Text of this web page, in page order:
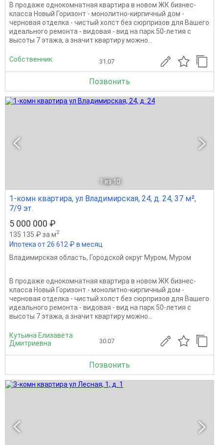
В продаже однокомнатная квартира в новом ЖК бизнес-
класса Новый Горизонт - монолитно-кирпичный дом -
черновая отделка - чистый холст без сюрпризов для Вашего
идеального ремонта - видовая - вид на парк 50-летия с
высоты 7 этажа, а значит квартиру можно...
Собственник 31.07
Позвонить
1 из 10
1-комн квартира, ул Владимирская, 24, д. 24, 37 м²,
7/9 эт.
5 000 000 ₽
135 135 ₽ за м2
Ипотека от 26 612 ₽ в месяц
Владимирская область, Городской округ Муром, Муром
В продаже однокомнатная квартира в новом ЖК бизнес-
класса Новый Горизонт - монолитно-кирпичный дом -
черновая отделка - чистый холст без сюрпризов для Вашего
идеального ремонта - видовая - вид на парк 50-летия с
высоты 7 этажа, а значит квартиру можно...
Кутьина Елизавета
Дмитриевна
30.07
Позвонить